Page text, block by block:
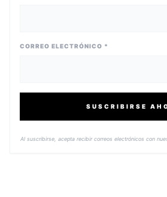
CORREO ELECTRÓNICO *
SUSCRIBIRSE
Al suscribirse, acepta recibir correos electrónicos con